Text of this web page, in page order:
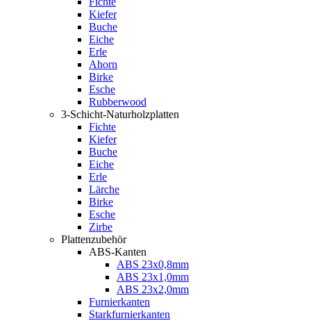
Kiefer
Buche
Eiche
Erle
Ahorn
Birke
Esche
Rubberwood
3-Schicht-Naturholzplatten
Fichte
Kiefer
Buche
Eiche
Erle
Lärche
Birke
Esche
Zirbe
Plattenzubehör
ABS-Kanten
ABS 23x0,8mm
ABS 23x1,0mm
ABS 23x2,0mm
Furnierkanten
Starkfurnierkanten